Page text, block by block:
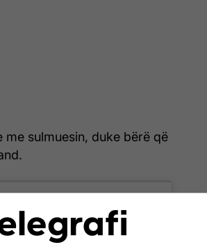
me sulmuesin, duke bërë që